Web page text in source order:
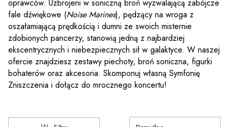
oprawców. Uzbrojeni w soniczną broń wyzwalającą zabójcze
fale dźwiękowe (Noise Marines), pędzący na wroga z
oszałamiającą prędkością i dumni ze swoich misternie
zdobionych pancerzy, stanowią jedną z najbardziej
ekscentrycznych i niebezpiecznych sił w galaktyce. W naszej
ofercie znajdziesz zestawy piechoty, broń soniczna, figurki
bohaterów oraz akcesoria. Skomponuj własną Symfonię
Zniszczenia i dołącz do mrocznego koncertu!